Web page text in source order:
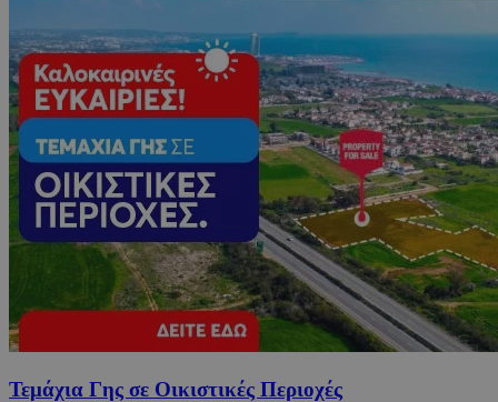
Τεμάχια Γης σε Οικιστικές Περιοχές